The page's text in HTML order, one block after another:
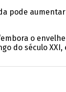
pode
o
do século